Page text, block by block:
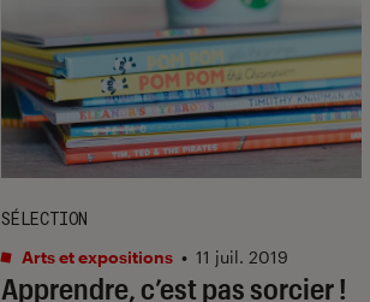
Apprendre, c’est pas sorcier !
SÉLECTION
Arts et expositions • 11 juil. 2019